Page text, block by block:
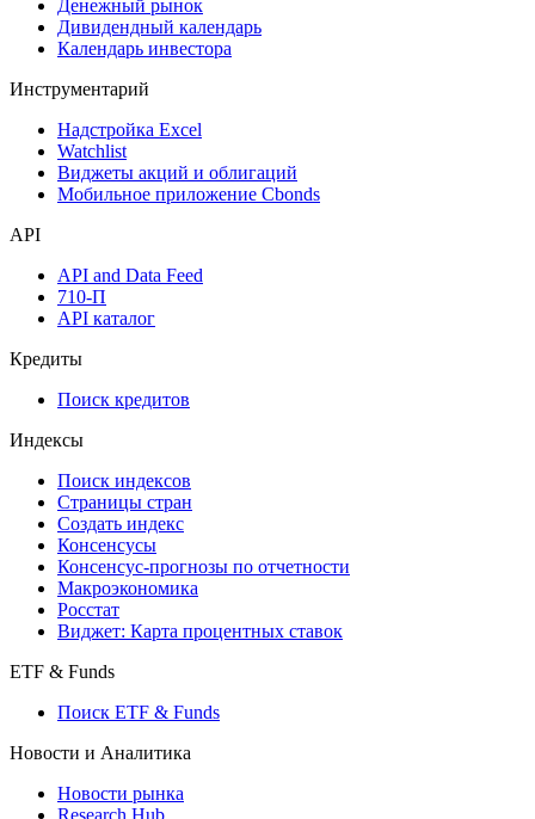
Денежный рынок
Дивидендный календарь
Календарь инвестора
Инструментарий
Надстройка Excel
Watchlist
Виджеты акций и облигаций
Мобильное приложение Cbonds
API
API and Data Feed
710-П
API каталог
Кредиты
Поиск кредитов
Индексы
Поиск индексов
Страницы стран
Создать индекс
Консенсусы
Консенсус-прогнозы по отчетности
Макроэкономика
Росстат
Виджет: Карта процентных ставок
ETF & Funds
Поиск ETF & Funds
Новости и Аналитика
Новости рынка
Research Hub